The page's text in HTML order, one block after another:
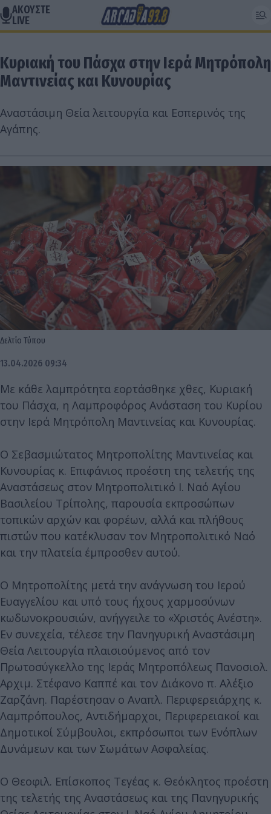
ΑΚΟΥΣΤΕ
LIVE
Κυριακή του Πάσχα στην Ιερά Μητρόπολη
Μαντινείας και Κυνουρίας
Αναστάσιμη Θεία λειτουργία και Εσπερινός της
Αγάπης.
Δελτίο Τύπου
13.04.2026 09:34
Με κάθε λαμπρότητα εορτάσθηκε χθες, Κυριακή
του Πάσχα, η Λαμπροφόρος Ανάσταση του Κυρίου
στην Ιερά Μητρόπολη Μαντινείας και Κυνουρίας.
Ο Σεβασμιώτατος Μητροπολίτης Μαντινείας και
Κυνουρίας κ. Επιφάνιος προέστη της τελετής της
Αναστάσεως στον Μητροπολιτικό Ι. Ναό Αγίου
Βασιλείου Τρίπολης, παρουσία εκπροσώπων
τοπικών αρχών και φορέων, αλλά και πλήθους
πιστών που κατέκλυσαν τον Μητροπολιτικό Ναό
και την πλατεία έμπροσθεν αυτού.
Ο Μητροπολίτης μετά την ανάγνωση του Ιερού
Ευαγγελίου και υπό τους ήχους χαρμοσύνων
κωδωνοκρουσιών, ανήγγειλε το «Χριστός Ανέστη».
Εν συνεχεία, τέλεσε την Πανηγυρική Αναστάσιμη
Θεία Λειτουργία πλαισιούμενος από τον
Πρωτοσύγκελλο της Ιεράς Μητροπόλεως Πανοσιολ.
Αρχιμ. Στέφανο Καππέ και τον Διάκονο π. Αλέξιο
Ζαρζάνη. Παρέστησαν ο Αναπλ. Περιφερειάρχης κ.
Λαμπρόπουλος, Αντιδήμαρχοι, Περιφερειακοί και
Δημοτικοί Σύμβουλοι, εκπρόσωποι των Ενόπλων
Δυνάμεων και των Σωμάτων Ασφαλείας.
Ο Θεοφιλ. Επίσκοπος Τεγέας κ. Θεόκλητος προέστη
της τελετής της Αναστάσεως και της Πανηγυρικής